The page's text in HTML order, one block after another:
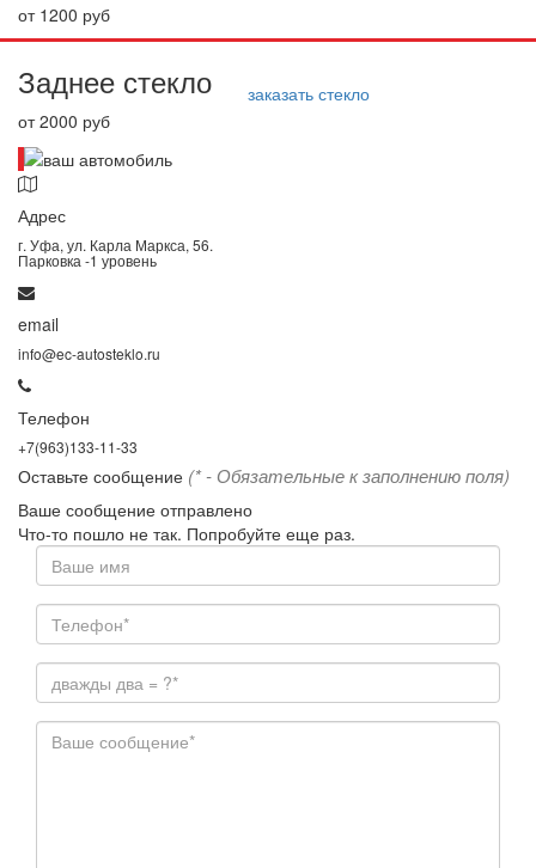
от 1200 руб
Заднее стекло
от 2000 руб
заказать стекло
Адрес
г. Уфа, ул. Карла Маркса, 56.
Парковка -1 уровень
email
info@ec-autosteklo.ru
Телефон
+7(963)133-11-33
Оставьте сообщение (* - Обязательные к заполнению поля)
Ваше сообщение отправлено
Что-то пошло не так. Попробуйте еще раз.